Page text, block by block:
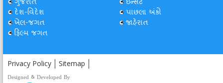
ગુજરાત
દેશ-વિદેશ
ખેલ-જગત
ફિલ્મ જગત
ઇન્સેટ
પાછલા અંકો
જાહેરાત
Privacy Policy Sitemap
Designed & Developed By